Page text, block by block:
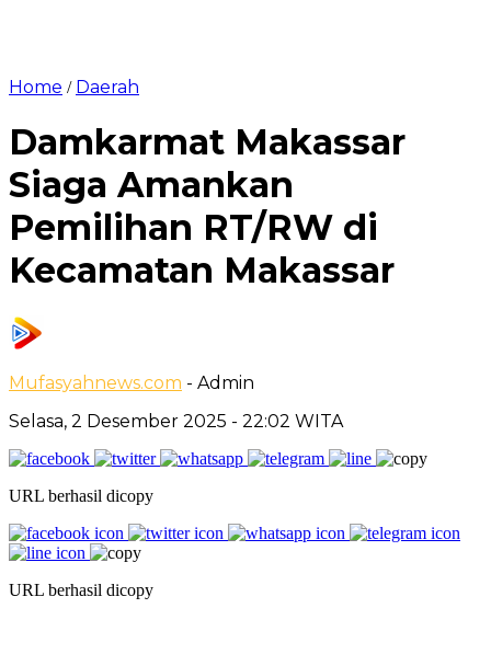
Home / Daerah
Damkarmat Makassar
Siaga Amankan
Pemilihan RT/RW di
Kecamatan Makassar
Mufasyahnews.com - Admin
Selasa, 2 Desember 2025 - 22:02 WITA
URL berhasil dicopy
URL berhasil dicopy